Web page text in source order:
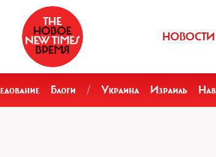
НОВОСТИ
Блоги / Украина Израиль